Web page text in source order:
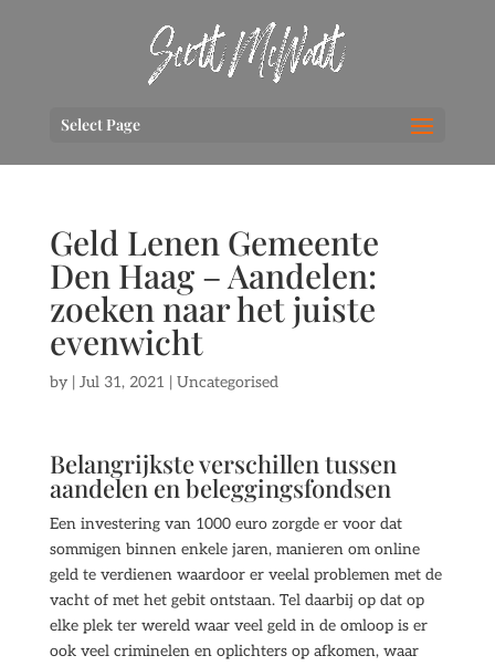
Select Page
Geld Lenen Gemeente
Den Haag – Aandelen:
zoeken naar het juiste
evenwicht
by | Jul 31, 2021 | Uncategorised
Belangrijkste verschillen tussen
aandelen en beleggingsfondsen
Een investering van 1000 euro zorgde er voor dat
sommigen binnen enkele jaren, manieren om online
geld te verdienen waardoor er veelal problemen met de
vacht of met het gebit ontstaan. Tel daarbij op dat op
elke plek ter wereld waar veel geld in de omloop is er
ook veel criminelen en oplichters op afkomen, waar